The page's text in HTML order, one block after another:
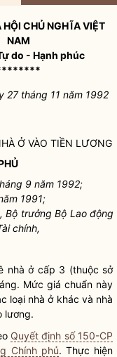
HỘI CHỦ NGHĨA VIỆT
NAM
do - Hạnh phúc
27 tháng 11 năm 1992
Ở VÀO TIỀN LƯƠNG
9 năm 1992;
1991;
Bộ trưởng Bộ Lao động
chính,
nhà ở cấp 3 (thuộc sở
Mức giá chuẩn này
loại nhà ở khác và nhà
lương.
Quyết định số 150-CP
Chính phủ. Thực hiện